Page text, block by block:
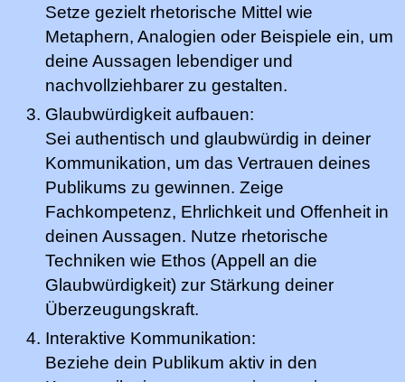
Setze gezielt rhetorische Mittel wie
Metaphern, Analogien oder Beispiele ein, um
deine Aussagen lebendiger und
nachvollziehbarer zu gestalten.
Glaubwürdigkeit aufbauen:
Sei authentisch und glaubwürdig in deiner
Kommunikation, um das Vertrauen deines
Publikums zu gewinnen. Zeige
Fachkompetenz, Ehrlichkeit und Offenheit in
deinen Aussagen. Nutze rhetorische
Techniken wie Ethos (Appell an die
Glaubwürdigkeit) zur Stärkung deiner
Überzeugungskraft.
Interaktive Kommunikation:
Beziehe dein Publikum aktiv in den